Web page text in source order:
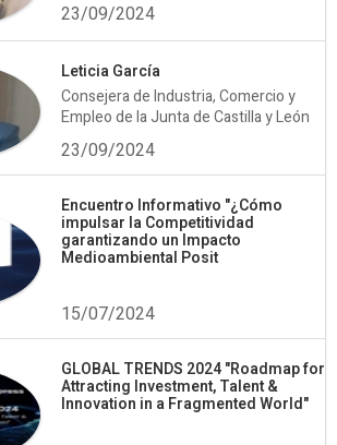
23/09/2024
Leticia García
Consejera de Industria, Comercio y
Empleo de la Junta de Castilla y León
23/09/2024
Encuentro Informativo "¿Cómo
impulsar la Competitividad
garantizando un Impacto
Medioambiental Posit
15/07/2024
GLOBAL TRENDS 2024 "Roadmap for
Attracting Investment, Talent &
Innovation in a Fragmented World"